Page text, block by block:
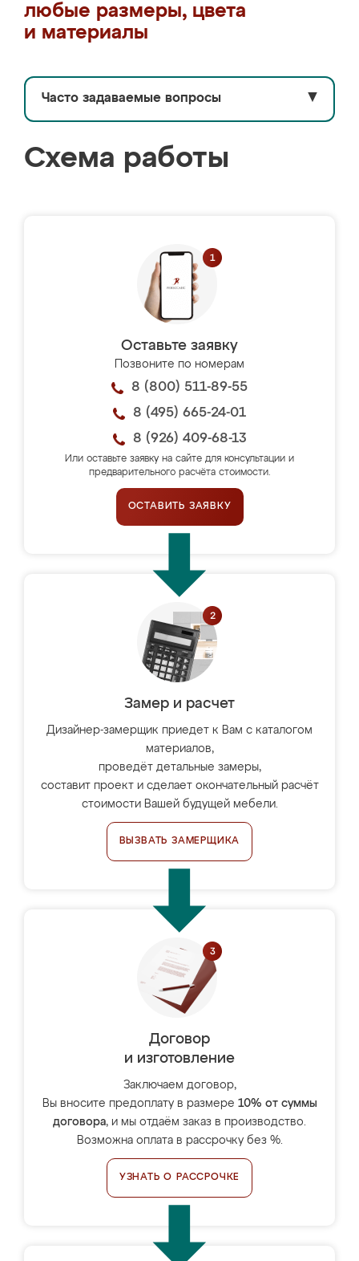
любые размеры, цвета
и материалы
Часто задаваемые вопросы ▼
Схема работы
Оставьте заявку
Позвоните по номерам
8 (800) 511-89-55
8 (495) 665-24-01
8 (926) 409-68-13
Или оставьте заявку на сайте для консультации и
предварительного расчёта стоимости.
ОСТАВИТЬ ЗАЯВКУ
Замер и расчет
Дизайнер-замерщик приедет к Вам с каталогом
материалов,
проведёт детальные замеры,
составит проект и сделает окончательный расчёт
стоимости Вашей будущей мебели.
ВЫЗВАТЬ ЗАМЕРЩИКА
Договор
и изготовление
Заключаем договор,
Вы вносите предоплату в размере 10% от суммы
договора, и мы отдаём заказ в производство.
Возможна оплата в рассрочку без %.
УЗНАТЬ О РАССРОЧКЕ